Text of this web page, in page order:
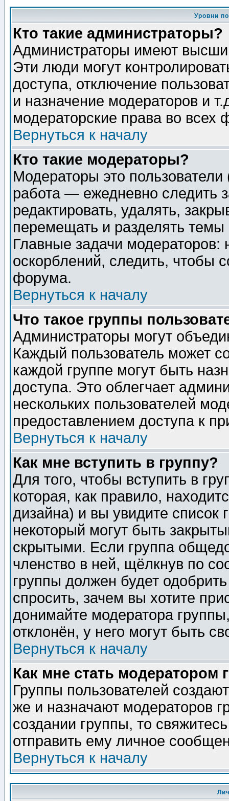
Уровни
Кто такие администраторы?
Администраторы имеют
Эти люди могут
доступа, отключение
и назначение модераторов и
модераторские права во всех
Вернуться к началу
Кто такие модераторы?
Модераторы это
работа — ежедневно следить
редактировать, удалять,
перемещать и разделять
Главные задачи
оскорблений, следить, чтобы
форума.
Вернуться к началу
Что такое группы
Администраторы могут
Каждый пользователь может
каждой группе могут быть
доступа. Это облегчает
нескольких пользователей
предоставлением доступа к
Вернуться к началу
Как мне вступить в группу?
Для того, чтобы вступить в
которая, как правило,
дизайна) и вы увидите список
некоторый могут быть
скрытыми. Если группа
членство в ней, щёлкнув по
группы должен будет
спросить, зачем вы хотите
донимайте модератора
отклонён, у него могут быть
Вернуться к началу
Как мне стать модератором
Группы пользователей
же и назначают модераторов
создании группы, то
отправить ему личное
Вернуться к началу